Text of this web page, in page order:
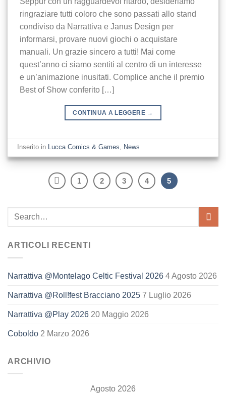
ringraziare tutti coloro che sono passati allo stand
condiviso da Narrattiva e Janus Design per
informarsi, provare nuovi giochi o acquistare
manuali. Un grazie sincero a tutti! Mai come
quest’anno ci siamo sentiti al centro di un interesse
e un’animazione inusitati. Complice anche il premio
Best of Show conferito […]
CONTINUA A LEGGERE →
Inserito in Lucca Comics & Games News
1 2 3 4 5
ARTICOLI RECENTI
Narrattiva @Montelago Celtic Festival 2026 4 Agosto 2026
Narrattiva @Roll!fest Bracciano 2025 7 Luglio 2026
Narrattiva @Play 2026 20 Maggio 2026
Coboldo 2 Marzo 2026
ARCHIVIO
Agosto 2026